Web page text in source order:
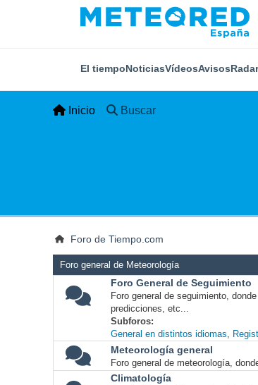
El tiempoNoticiasVídeosAvisosRadar
Inicio Buscar
Foro de Tiempo.com
Foro general de Meteorología
Foro General de Seguimiento
Foro general de seguimiento,
predicciones, etc...
Subforos
General en distintos idiomas
Meteorología general
Foro general de meteorología,
Climatología